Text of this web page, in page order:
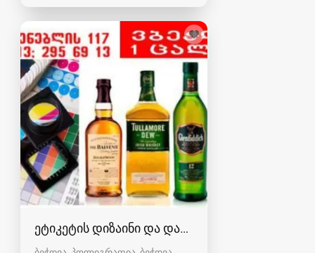
ეტიკეტის დიზაინი და დაბეჭდვა